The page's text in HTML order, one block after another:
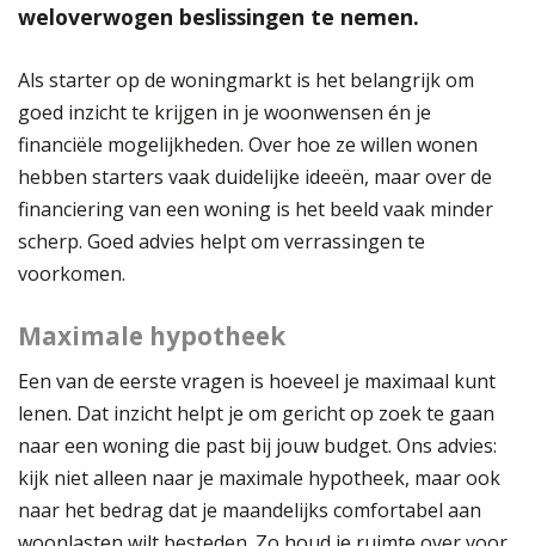
weloverwogen beslissingen te nemen.
Als starter op de woningmarkt is het belangrijk om
goed inzicht te krijgen in je woonwensen én je
financiële mogelijkheden. Over hoe ze willen wonen
hebben starters vaak duidelijke ideeën, maar over de
financiering van een woning is het beeld vaak minder
scherp. Goed advies helpt om verrassingen te
voorkomen.
Maximale hypotheek
Een van de eerste vragen is hoeveel je maximaal kunt
lenen. Dat inzicht helpt je om gericht op zoek te gaan
naar een woning die past bij jouw budget. Ons advies:
kijk niet alleen naar je maximale hypotheek, maar ook
naar het bedrag dat je maandelijks comfortabel aan